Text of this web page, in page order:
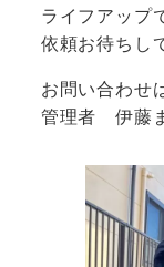
ライフアップ
依頼お待ちし
お問い合わ
管理者 伊藤